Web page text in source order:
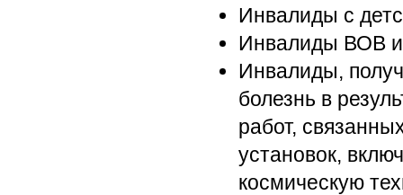
Инвалиды с
Инвалиды ВОВ и
Инвалиды,
болезнь в
работ,
установок,
космическую